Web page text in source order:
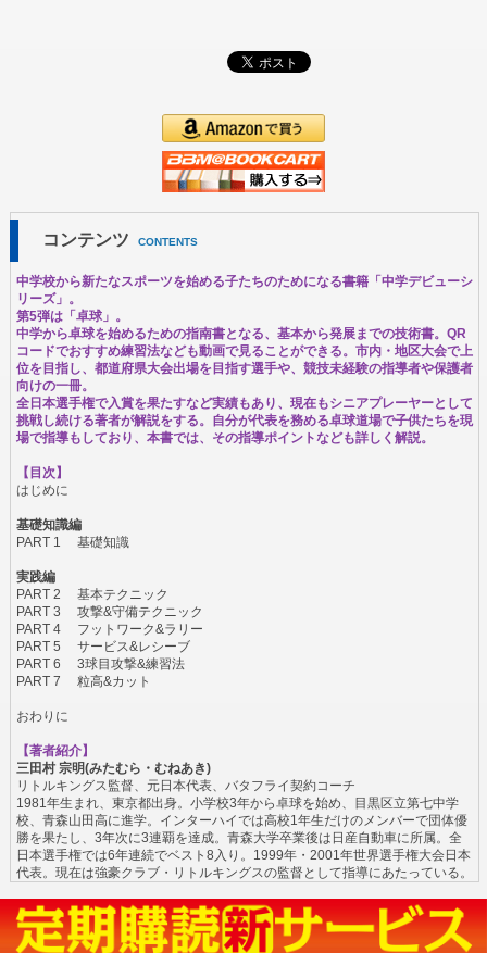
コンテンツ CONTENTS
中学校から新たなスポーツを始める子たちのためになる書籍「中学デビューシ
リーズ」。
第5弾は「卓球」。
中学から卓球を始めるための指南書となる、基本から発展までの技術書。QR
コードでおすすめ練習法なども動画で見ることができる。市内・地区大会で上
位を目指し、都道府県大会出場を目指す選手や、競技未経験の指導者や保護者
向けの一冊。
全日本選手権で入賞を果たすなど実績もあり、現在もシニアプレーヤーとして
挑戦し続ける著者が解説をする。自分が代表を務める卓球道場で子供たちを現
場で指導もしており、本書では、その指導ポイントなども詳しく解説。
【目次】
はじめに
基礎知識編
PART 1 基礎知識
実践編
PART 2 基本テクニック
PART 3 攻撃&守備テクニック
PART 4 フットワーク&ラリー
PART 5 サービス&レシーブ
PART 6 3球目攻撃&練習法
PART 7 粒高&カット
おわりに
【著者紹介】
三田村 宗明(みたむら・むねあき)
リトルキングス監督、元日本代表、バタフライ契約コーチ
1981年生まれ、東京都出身。小学校3年から卓球を始め、目黒区立第七中学
校、青森山田高に進学。インターハイでは高校1年生だけのメンバーで団体優
勝を果たし、3年次に3連覇を達成。青森大学卒業後は日産自動車に所属。全
日本選手権では6年連続でベスト8入り。1999年・2001年世界選手権大会日本
代表。現在は強豪クラブ・リトルキングスの監督として指導にあたっている。